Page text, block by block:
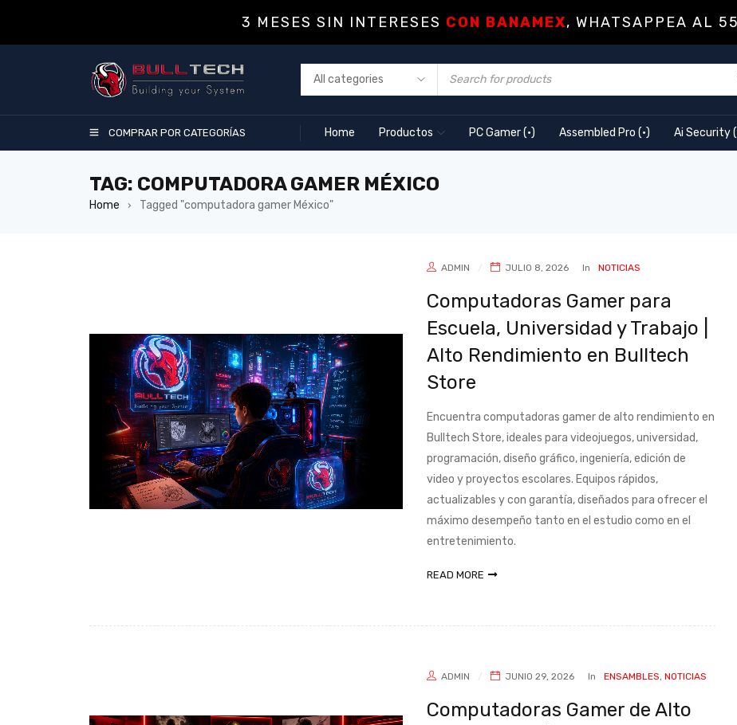
3 MESES SIN INTERESES CON BANAMEX, WHATSAPPEA AL
COMPRAR POR CATEGORÍAS Home Productos PC Gamer (·) Assembled Pro (·) Ai Security
TAG: COMPUTADORA GAMER MÉXICO
Home › Tagged "computadora gamer México"
ADMIN JULIO 8, 2026 In NOTICIAS
Computadoras Gamer para
Escuela, Universidad y Trabajo |
Alto Rendimiento en Bulltech
Store
Encuentra computadoras gamer de alto rendimiento en
Bulltech Store, ideales para videojuegos, universidad,
programación, diseño gráfico, ingeniería, edición de
video y proyectos escolares. Equipos rápidos,
actualizables y con garantía, diseñados para ofrecer el
máximo desempeño tanto en el estudio como en el
entretenimiento.
READ MORE
ADMIN JUNIO 29, 2026 In ENSAMBLES, NOTICIAS
Computadoras Gamer de Alto